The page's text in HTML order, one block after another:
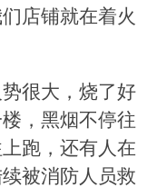
店铺就在着火
很大，烧了好
，黑烟不停往
跑，还有人在
被消防人员救